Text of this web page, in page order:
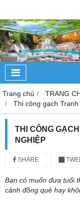
Trang chủ TRANG
Thi công gạch
THI CÔNG
NGHIỆP
SHARE
Bạn có muốn đưa tuổi
cảnh đồng quê hay